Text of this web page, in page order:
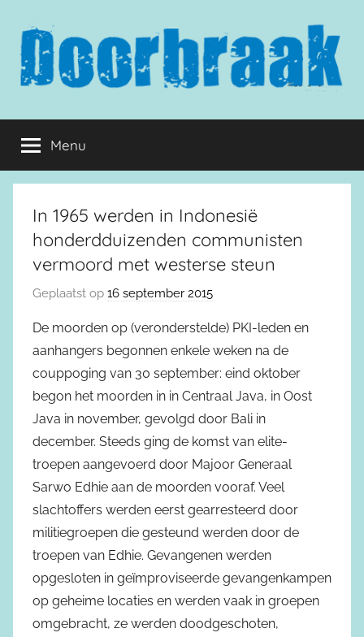
inhoud
springen
Doorbraak.eu
Menu
In 1965 werden in Indonesië
honderdduizenden communisten
vermoord met westerse steun
Geplaatst op 16 september 2015
De moorden op (veronderstelde) PKI-leden en
aanhangers begonnen enkele weken na de
couppoging van 30 september: eind oktober
begon het moorden in in Centraal Java, in Oost
Java in november, gevolgd door Bali in
december. Steeds ging de komst van elite-
troepen aangevoerd door Majoor Generaal
Sarwo Edhie aan de moorden vooraf. Veel
slachtoffers werden eerst gearresteerd door
militiegroepen die gesteund werden door de
troepen van Edhie. Gevangenen werden
opgesloten in geïmproviseerde gevangenkampen
op geheime locaties en werden vaak in groepen
omgebracht, ze werden doodgeschoten,